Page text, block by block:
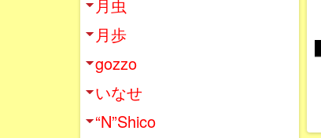
月虫
月歩
gozzo
いなせ
“N”Shico